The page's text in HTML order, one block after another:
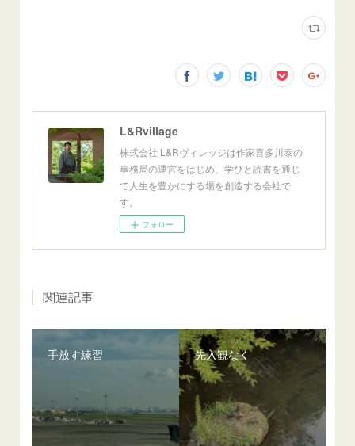
L&Rvillage
株式会社 L&Rヴィレッジは作家喜多川泰の
事務局の運営をはじめ、学びと読書を通じ
て人生を豊かにする場を創造する会社で
す。
フォロー
関連記事
手放す練習 先入観なく